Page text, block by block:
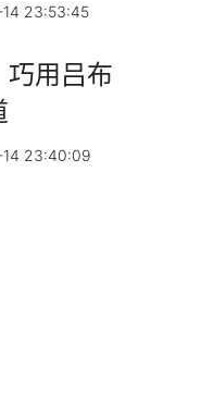
23:53:45
巧用吕布
23:40:09